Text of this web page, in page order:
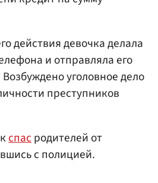
действия девочка делала
и отправляла его
уголовное дело
преступников
спасродителей от
с полицией.